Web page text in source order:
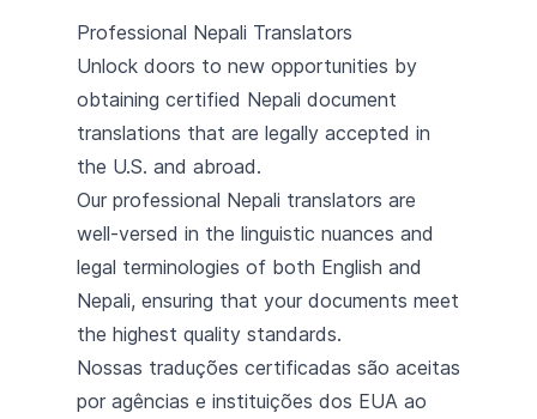
Professional Nepali Translators
Unlock doors to new opportunities by
obtaining certified Nepali document
translations that are legally accepted in
the U.S. and abroad.
Our professional Nepali translators are
well-versed in the linguistic nuances and
legal terminologies of both English and
Nepali, ensuring that your documents meet
the highest quality standards.
Nossas traduções certificadas são aceitas
por agências e instituições dos EUA ao